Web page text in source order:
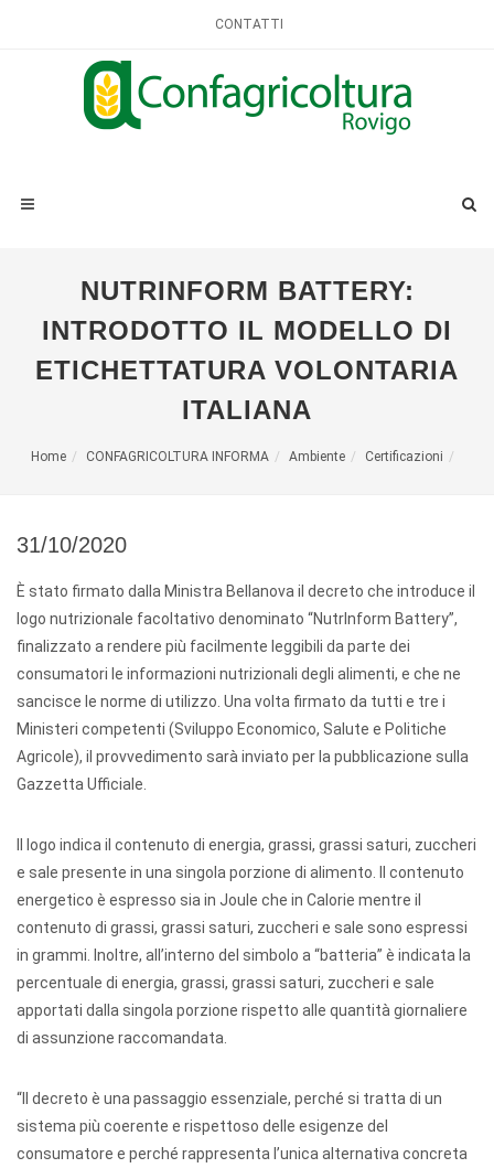
CONTATTI
NUTRINFORM BATTERY:
INTRODOTTO IL MODELLO DI
ETICHETTATURA VOLONTARIA
ITALIANA
Home CONFAGRICOLTURA INFORMA Ambiente Certificazioni
31/10/2020
È stato firmato dalla Ministra Bellanova il decreto che introduce il
logo nutrizionale facoltativo denominato “NutrInform Battery”,
finalizzato a rendere più facilmente leggibili da parte dei
consumatori le informazioni nutrizionali degli alimenti, e che ne
sancisce le norme di utilizzo. Una volta firmato da tutti e tre i
Ministeri competenti (Sviluppo Economico, Salute e Politiche
Agricole), il provvedimento sarà inviato per la pubblicazione sulla
Gazzetta Ufficiale.
Il logo indica il contenuto di energia, grassi, grassi saturi, zuccheri
e sale presente in una singola porzione di alimento. Il contenuto
energetico è espresso sia in Joule che in Calorie mentre il
contenuto di grassi, grassi saturi, zuccheri e sale sono espressi
in grammi. Inoltre, all’interno del simbolo a “batteria” è indicata la
percentuale di energia, grassi, grassi saturi, zuccheri e sale
apportati dalla singola porzione rispetto alle quantità giornaliere
di assunzione raccomandata.
“Il decreto è una passaggio essenziale, perché si tratta di un
sistema più coerente e rispettoso delle esigenze del
consumatore e perché rappresenta l’unica alternativa concreta